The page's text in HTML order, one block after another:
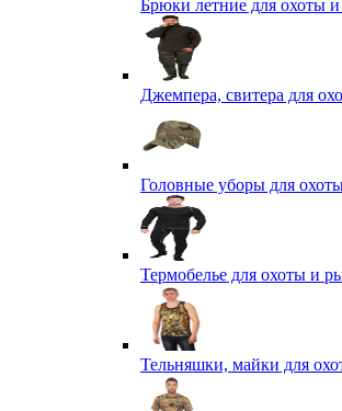
Брюки летние для охоты
Джемпера, свитера для
Головные уборы для
Термобелье для охоты и
Тельняшки, майки для